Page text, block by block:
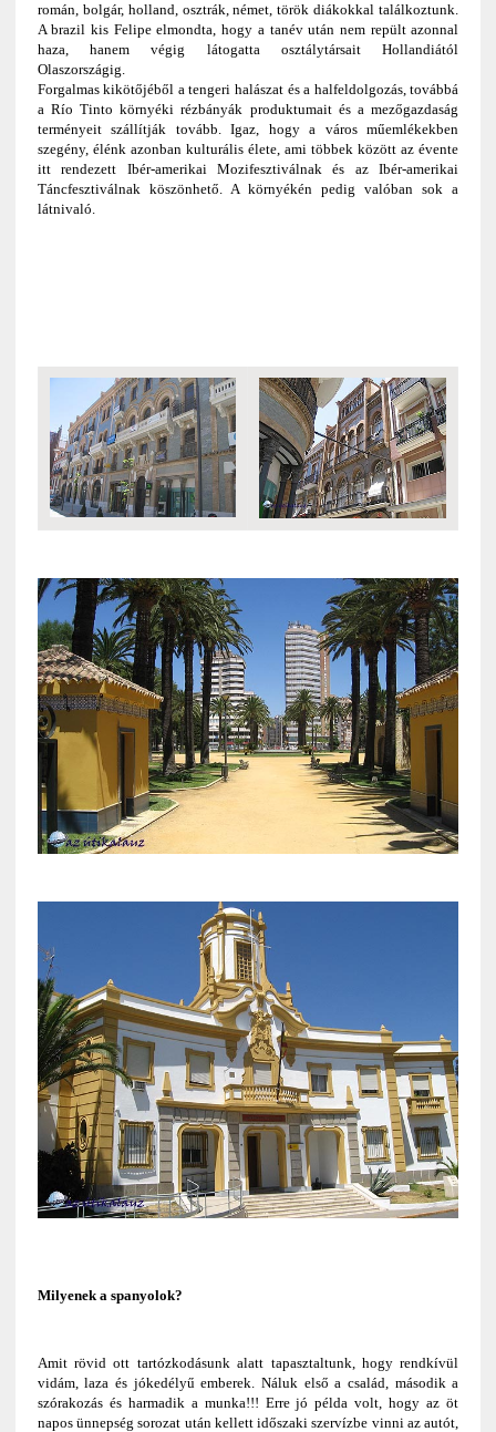
román, bolgár, holland, osztrák, német, török diákokkal találkoztunk.
A brazil kis Felipe elmondta, hogy a tanév után nem repült azonnal
haza, hanem végig látogatta osztálytársait Hollandiától
Olaszországig.
Forgalmas kikötőjéből a tengeri halászat és a halfeldolgozás, továbbá
a Río Tinto környéki rézbányák produktumait és a mezőgazdaság
terményeit szállítják tovább. Igaz, hogy a város műemlékekben
szegény, élénk azonban kulturális élete, ami többek között az évente
itt rendezett Ibér-amerikai Mozifesztiválnak és az Ibér-amerikai
Táncfesztiválnak köszönhető. A környékén pedig valóban sok a
látnivaló.
Milyenek a spanyolok?
Amit rövid ott tartózkodásunk alatt tapasztaltunk, hogy rendkívül
vidám, laza és jókedélyű emberek. Náluk első a család, második a
szórakozás és harmadik a munka!!! Erre jó példa volt, hogy az öt
napos ünnepség sorozat után kellett időszaki szervízbe vinni az autót,